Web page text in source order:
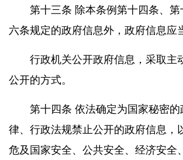
第十三条 除本条例第十四条、
六条规定的政府信息外，政府信息应
行政机关公开政府信息，采取主
公开的方式。
第十四条 依法确定为国家秘密
律、行政法规禁止公开的政府信息，
危及国家安全、公共安全、经济安全